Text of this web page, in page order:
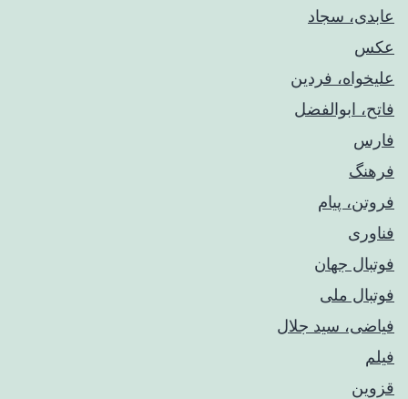
عابدی، سجاد
عکس
علیخواه، فردین
فاتح، ابوالفضل
فارس
فرهنگ
فروتن، پیام
فناوری
فوتبال جهان
فوتبال ملی
فیاضی، سید جلال
فیلم
قزوین